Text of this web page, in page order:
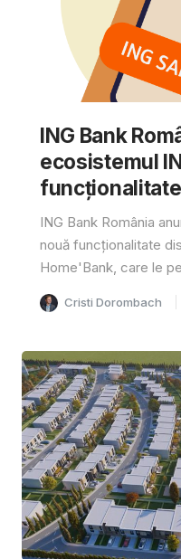
ING Bank
ecosistemul
ING Bank România
nouă funcționalitate
Home'Bank, care le
Cristi Dorombach